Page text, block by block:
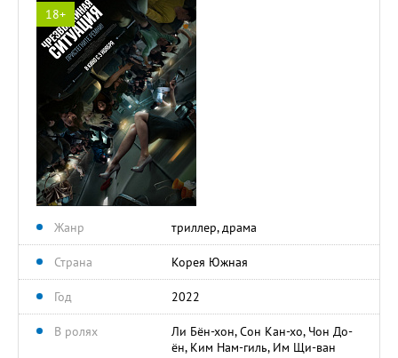
18+
Жанр триллер, драма
Страна Корея Южная
Год 2022
В ролях
Ли Бён-хон, Сон Кан-хо, Чон До-
ён, Ким Нам-гиль, Им Щи-ван